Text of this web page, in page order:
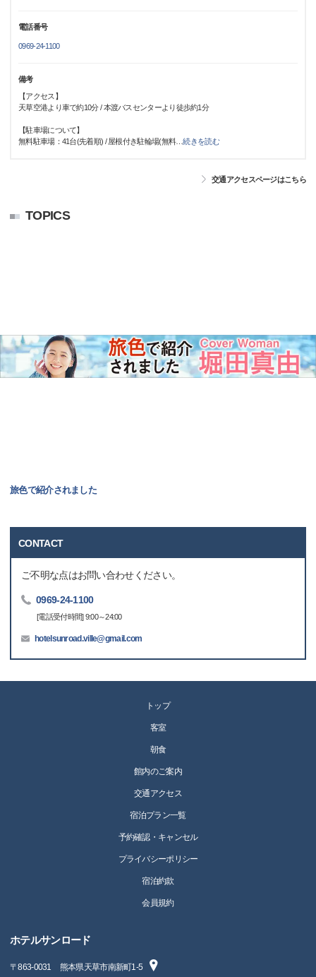
電話番号
0969-24-1100
備考
【アクセス】
天草空港より車で約10分 / 本渡バスセンターより徒歩約1分
【駐車場について】
無料駐車場：41台(先着順) / 屋根付き駐輪場(無料…続きを読む
交通アクセスページはこちら
TOPICS
旅色で紹介されました
CONTACT
ご不明な点はお問い合わせください。
0969-24-1100
[電話受付時間] 9:00～24:00
hotelsunroad.ville@gmail.com
トップ
客室
朝食
館内のご案内
交通アクセス
宿泊プラン一覧
予約確認・キャンセル
プライバシーポリシー
宿泊約款
会員規約
ホテルサンロード
〒863-0031 熊本県天草市南新町1-5